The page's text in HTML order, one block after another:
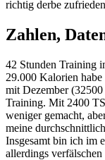
richtig derbe
Zahlen,
42 Stunden Training
29.000 Kalorien
mit Dezember
Training. Mit 2400
weniger gemacht,
meine
Insgesamt bin ich im
allerdings